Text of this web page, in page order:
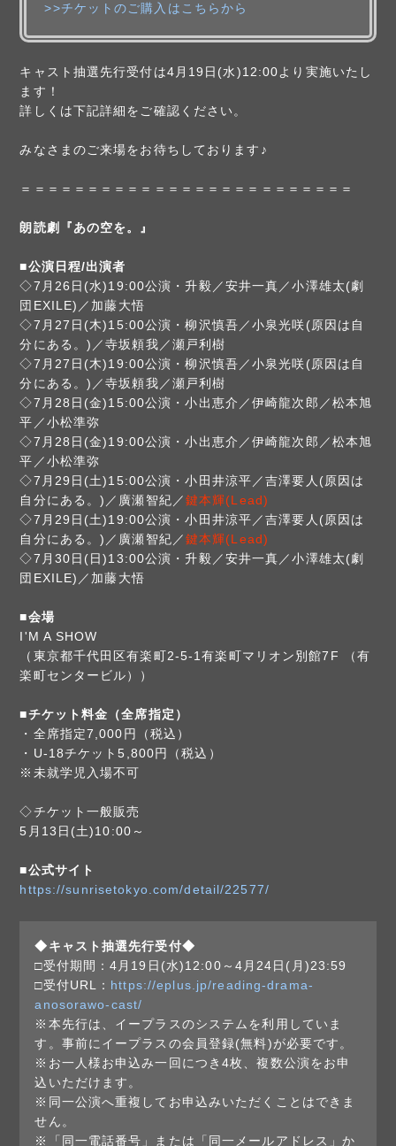
>>チケットのご購入はこちらから
キャスト抽選先行受付は4月19日(水)12:00より実施いたし
ます！
詳しくは下記詳細をご確認ください。
みなさまのご来場をお待ちしております♪
＝＝＝＝＝＝＝＝＝＝＝＝＝＝＝＝＝＝＝＝＝＝＝＝＝
朗読劇『あの空を。』
■公演日程/出演者
◇7月26日(水)19:00公演・升毅／安井一真／小澤雄太(劇
団EXILE)／加藤大悟
◇7月27日(木)15:00公演・柳沢慎吾／小泉光咲(原因は自
分にある。)／寺坂頼我／瀬戸利樹
◇7月27日(木)19:00公演・柳沢慎吾／小泉光咲(原因は自
分にある。)／寺坂頼我／瀬戸利樹
◇7月28日(金)15:00公演・小出恵介／伊崎龍次郎／松本旭
平／小松準弥
◇7月28日(金)19:00公演・小出恵介／伊崎龍次郎／松本旭
平／小松準弥
◇7月29日(土)15:00公演・小田井涼平／吉澤要人(原因は
自分にある。)／廣瀬智紀／鍵本輝(Lead)
◇7月29日(土)19:00公演・小田井涼平／吉澤要人(原因は
自分にある。)／廣瀬智紀／鍵本輝(Lead)
◇7月30日(日)13:00公演・升毅／安井一真／小澤雄太(劇
団EXILE)／加藤大悟
■会場
I'M A SHOW
（東京都千代田区有楽町2-5-1有楽町マリオン別館7F （有
楽町センタービル））
■チケット料金（全席指定）
・全席指定7,000円（税込）
・U-18チケット5,800円（税込）
※未就学児入場不可
◇チケット一般販売
5月13日(土)10:00～
■公式サイト
https://sunrisetokyo.com/detail/22577/
◆キャスト抽選先行受付◆
□受付期間：4月19日(水)12:00～4月24日(月)23:59
□受付URL： https://eplus.jp/reading-drama-
anosorawo-cast/
※本先行は、イープラスのシステムを利用していま
す。事前にイープラスの会員登録(無料)が必要です。
※お一人様お申込み一回につき4枚、複数公演をお申
込いただけます。
※同一公演へ重複してお申込みいただくことはできま
せん。
※「同一電話番号」または「同一メールアドレス」か